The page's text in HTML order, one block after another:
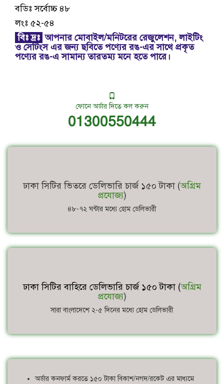
বডিঃ সর্বোচ্চ ৪৮
লংঃ ৫২-৫৪
বিঃ দ্রঃ আপনার মোবাইল/মনিটরের রেজুলেশন, লাইটিং
ও সেটিংস এর জন্য ছবিতে পণ্যের রঙ-এর সাথে প্রকৃত
পণ্যের রঙ-এ সামান্য তারতম্য মনে হতে পারে।
ফোনে অর্ডার দিতে কল করুন
01300550444
ঢাকা সিটির ভিতরে ডেলিভারি চার্জ ১৫০ টাকা (অগ্রিম
প্রযোজ্য)
৪৮-৭২ ঘন্টার মধ্যে হোম ডেলিভারী
ঢাকা সিটির বাহিরে ডেলিভারি চার্জ ১৫০ টাকা (অগ্রিম
প্রযোজ্য)
সারা বাংলাদেশে ২-৫ দিনের মধ্যে হোম ডেলিভারী
অর্ডার কনফার্ম করতে ১৫০ টাকা বিকাশ/নগদ/রকেট এর মাধ্যমে